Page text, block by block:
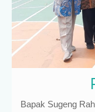
Bapak Sugeng